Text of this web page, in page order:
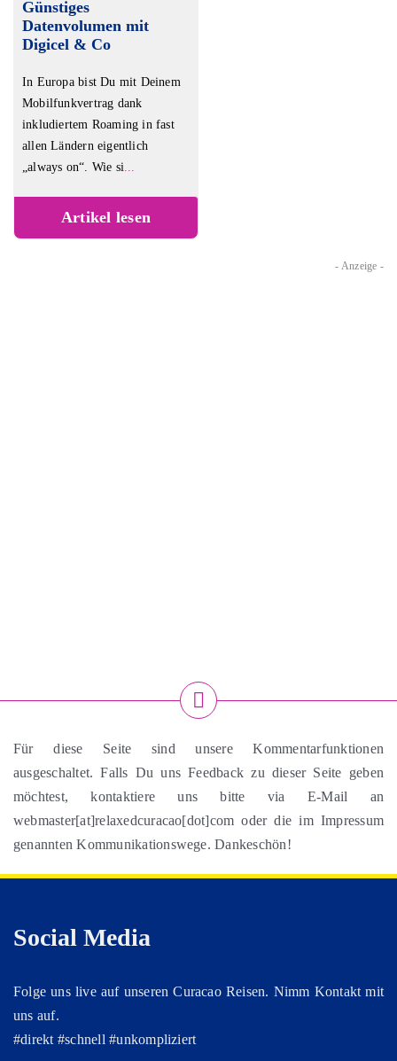
ist.
Günstiges
Datenvolumen mit
Digicel & Co
In Europa bist Du mit Deinem
Mobilfunkvertrag dank
inkludiertem Roaming in fast
allen Ländern eigentlich
„always on“. Wie si
Artikel lesen
- Anzeige -
Für diese Seite sind unsere Kommentarfunktionen
ausgeschaltet. Falls Du uns Feedback zu dieser Seite geben
möchtest, kontaktiere uns bitte via E-Mail an
webmaster[at]relaxedcuracao[dot]com oder die im Impressum
genannten Kommunikationswege. Dankeschön!
Social Media
Folge uns live auf unseren Curacao Reisen. Nimm Kontakt mit
uns auf.
#direkt #schnell #unkompliziert